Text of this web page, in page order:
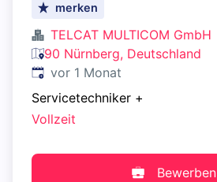
merken
TELCAT MULTICOM GmbH
90 Nürnberg, Deutschland
Veröffentlicht:
vor 1 Monat
Servicetechniker +
Vollzeit
Bewerben